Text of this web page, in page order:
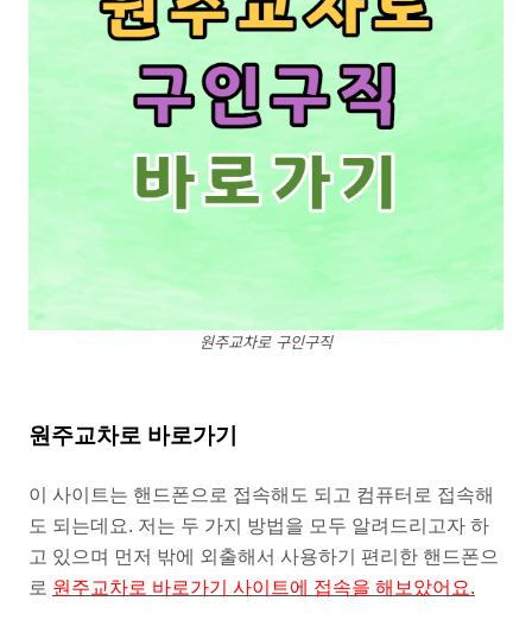
원주교차로 구인구직
원주교차로 바로가기
이 사이트는 핸드폰으로 접속해도 되고 컴퓨터로 접속해
도 되는데요. 저는 두 가지 방법을 모두 알려드리고자 하
고 있으며 먼저 밖에 외출해서 사용하기 편리한 핸드폰으
로 원주교차로 바로가기 사이트에 접속을 해보았어요.